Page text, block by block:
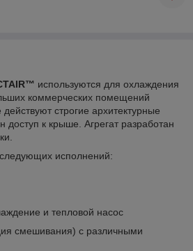
используются для охлаждения
коммерческих помещений
действуют строгие архитектурные
доступ к крыше. Агрегат разработан
исполнений:
и тепловой насос
смешивания) с различными